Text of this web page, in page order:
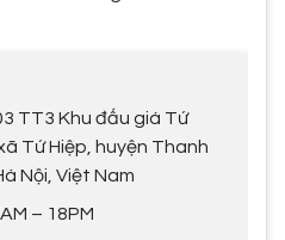
TT3 Khu đấu giá Tứ
Tứ Hiệp, huyện Thanh
Nội, Việt Nam
– 18PM